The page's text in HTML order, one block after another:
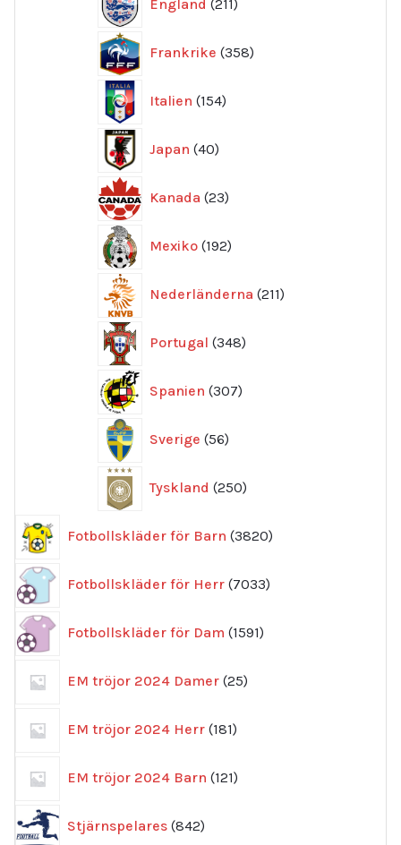
England 211
produkter
Frankrike 358
produkter
Italien 154
produkter
Japan 40
produkter
Kanada 23
produkter
Mexiko 192
produkter
Nederländerna 211
produkter
Portugal 348
produkter
Spanien 307
produkter
Sverige 56
produkter
Tyskland 250
produkter
Fotbollskläder för Barn 3820
produkter
Fotbollskläder för Herr 7033
produkter
Fotbollskläder för Dam 1591
produkter
EM tröjor 2024 Damer 25
produkter
EM tröjor 2024 Herr 181
produkter
EM tröjor 2024 Barn 121
produkter
Stjärnspelares 842
produkter